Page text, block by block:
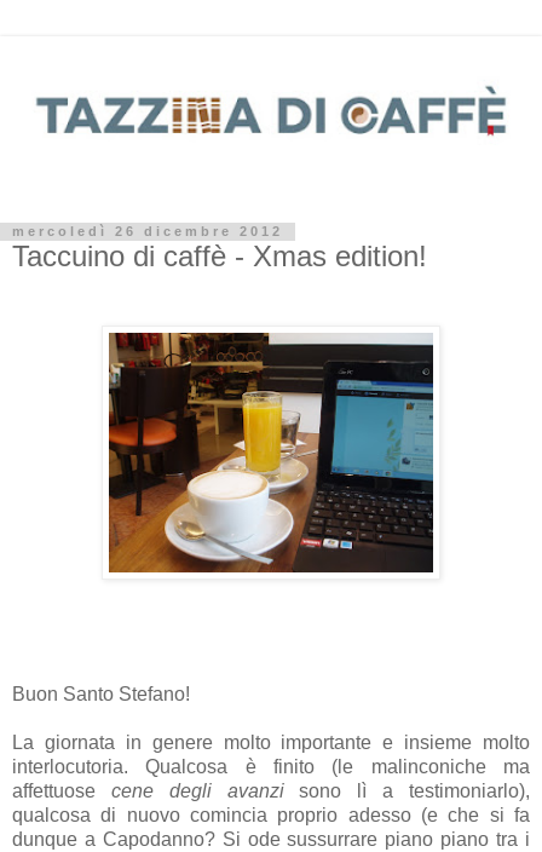
mercoledì 26 dicembre 2012
Taccuino di caffè - Xmas edition!
Buon Santo Stefano!
La giornata in genere molto importante e insieme molto
interlocutoria. Qualcosa è finito (le malinconiche ma
affettuose cene degli avanzisono lì a testimoniarlo),
qualcosa di nuovo comincia proprio adesso (e che si fa
dunque a Capodanno? Si ode sussurrare piano piano tra i